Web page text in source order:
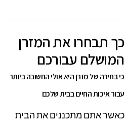
כך תבחרו את המזרן
המושלם עבורכם
כי בחירה של מזרן היא אולי החשובה ביותר
עבור איכות החיים בבית שלכם
כאשר אתם מתכננים את הבית